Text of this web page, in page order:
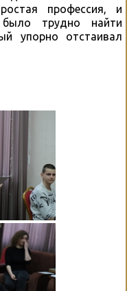
профессия, и
трудно найти
упорно отстаивал